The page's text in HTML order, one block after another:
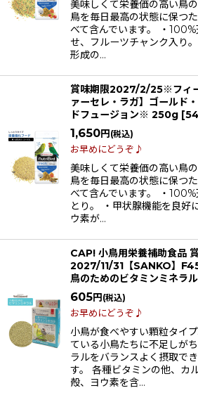
美味しくて栄養価の高い鳥
鳥を毎日最高の状態に保つ
べて含んでいます。 ・
せ、フルーツチャンク入り
形成の…
賞味期限2027/2/25※フィ
ァーセレ・ラガ】ゴールド
ドフュージョン※ 250g [
1,650円 (税込)
お早めにどうぞ♪
美味しくて栄養価の高い鳥
鳥を毎日最高の状態に保つ
べて含んでいます。 ・
とり。 ・甲状腺機能を良好
ウ素が…
CAP! 小鳥用栄養補助食品
2027/11/31【SANKO】
鳥のためのビタミンミネラル
605円 (税込)
お早めにどうぞ♪
小鳥が食べやすい顆粒タイ
ている小鳥たちに不足しが
ラルをバランスよく摂取で
す。 各種ビタミンの他、カ
殻、ヨウ素を含…